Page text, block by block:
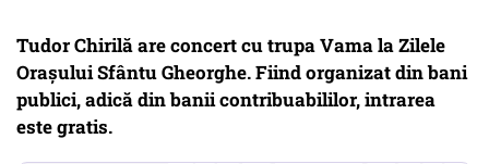
Tudor Chirilă are concert cu trupa Vama la Zilele
Orașului Sfântu Gheorghe. Fiind organizat din bani
publici, adică din banii contribuabililor, intrarea
este gratis.